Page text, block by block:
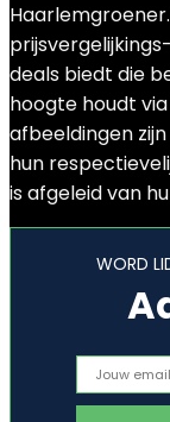
deals biedt die
hoogte houdt
afbeeldingen
hun
is afgeleid van
WORD